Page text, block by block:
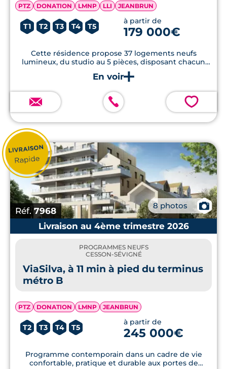
PTZ DONATION LMNP LLI JEANBRUN
T1 T2 T3 T4 T5
à partir de
179 000€
Cette résidence propose 37 logements neufs
lumineux, du studio au 5 pièces, disposant chacun
d'un extérieur, dans le quartier Francisco-Ferrer-
Vern-Poterie.
💗
Réf.7968 8 photos
📷
Livraison au 4ème trimestre 2026
PROGRAMMES NEUFS
CESSON-SÉVIGNÉ
ViaSilva, à 11 min à pied du terminus
métro B
PTZ DONATION LMNP JEANBRUN
T2 T3 T4 T5
à partir de
245 000€
Programme contemporain dans un cadre de vie
confortable, pratique et durable aux portes de